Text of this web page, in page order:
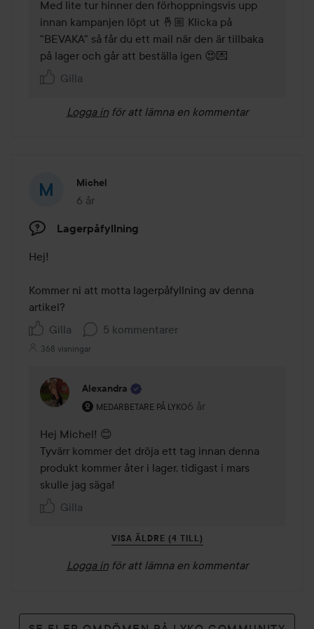
Med lite tur hinner den förhoppningsvis upp
innan kampanjen löpt ut 🤞🏼 Klicka på
"BEVAKA" så får du ett mail när den är tillbaka
på lager och går att beställa igen 😍💌
Gilla
Logga in för att lämna en kommentar
Michel
6 år
Inlägget skapades 6 år
Lagerpåfyllning
Hej!
Kommer ni att motta lagerpåfyllning av denna
artikel?
Gilla
5 kommentarer
368 visningar
Alexandra
MEDARBETARE PÅ LYKO
Användarens roll: Medarbetare på Lyko.
6 år
Kommentaren lades 6 år
Hej Michel! 😊
Tyvärr kommer det dröja ett tag innan denna
produkt kommer åter i lager, tidigast i mars
skulle jag säga!
Gilla
VISA ÄLDRE (4 TILL)
Logga in för att lämna en kommentar